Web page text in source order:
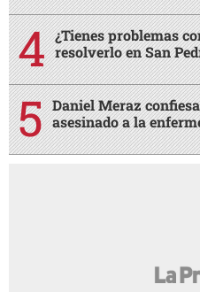
¿Tienes problemas
resolverlo en San
Daniel Meraz
asesinado a la